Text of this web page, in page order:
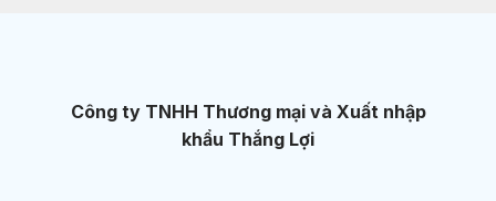
Công ty TNHH Thương mại và Xuất nhập
khẩu Thắng Lợi